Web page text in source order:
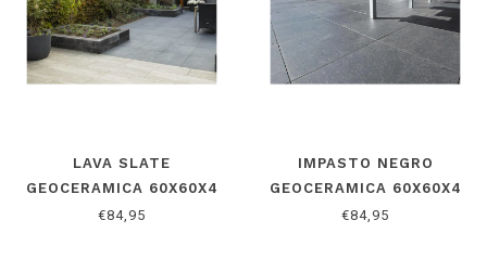
LAVA SLATE
GEOCERAMICA 60X60X4
CM
€84,95
IMPASTO NEGRO
GEOCERAMICA 60X60X4
CM
€84,95